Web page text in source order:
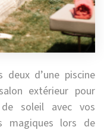
d’une piscine
extérieur pour
soleil avec vos
magiques lors de